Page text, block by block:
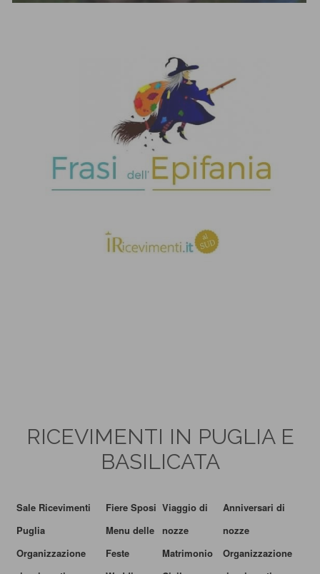
RICEVIMENTI IN PUGLIA E
BASILICATA
Sale Ricevimenti
Puglia
Organizzazione
Fiere Sposi
Menu delle
Feste
Viaggio di
nozze
Matrimonio
Anniversari di
nozze
Organizzazione